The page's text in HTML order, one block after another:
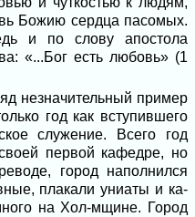
Божию сердца пасомых.
и по слову апостола
«...Бог есть любовь» (1
незна­чительный пример
год как вступившего
служение. Всего год
пер­вой кафедре, но
город наполнился
плакали униаты и ка­
на Хол-мщине. Город